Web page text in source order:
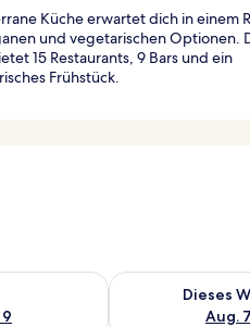
Küche erwartet dich in einem
und vegetarischen Optionen.
15 Restaurants, 9 Bars und ein
Frühstück.
für morgen, Aug. 8 - Aug. 9.
Dieses
Aug.
Überprüfe die